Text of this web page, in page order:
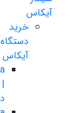
آیکاس
خرید
دستگاه
آیکاس
|